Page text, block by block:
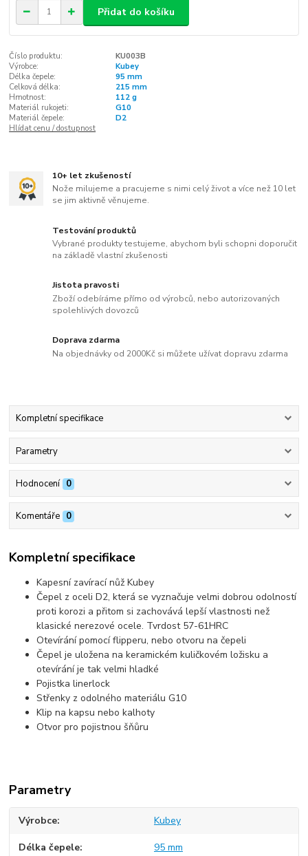
Přidat do košíku
Číslo produktu:
KU003B
Výrobce:
Kubey
Délka čepele:
95 mm
Celková délka:
215 mm
Hmotnost:
112 g
Materiál rukojeti:
G10
Materiál čepele:
D2
Hlídat cenu / dostupnost
10+ let zkušeností
Nože milujeme a pracujeme s nimi celý život a více než 10 let
se jim aktivně věnujeme.
Testování produktů
Vybrané produkty testujeme, abychom byli schopni doporučit
na základě vlastní zkušenosti
Jistota pravosti
Zboží odebíráme přímo od výrobců, nebo autorizovaných
spolehlivých dovozců
Doprava zdarma
Na objednávky od 2000Kč si můžete užívat dopravu zdarma
Kompletní specifikace
Parametry
Hodnocení 0
Komentáře 0
Kompletní specifikace
Kapesní zavírací nůž Kubey
Čepel z oceli D2, která se vyznačuje velmi dobrou odolností
proti korozi a přitom si zachovává lepší vlastnosti než
klasické nerezové ocele. Tvrdost 57-61HRC
Otevírání pomocí flipperu, nebo otvoru na čepeli
Čepel je uložena na keramickém kuličkovém ložisku a
otevírání je tak velmi hladké
Pojistka linerlock
Střenky z odolného materiálu G10
Klip na kapsu nebo kalhoty
Otvor pro pojistnou šňůru
Parametry
Výrobce Kubey
Délka čepele 95 mm